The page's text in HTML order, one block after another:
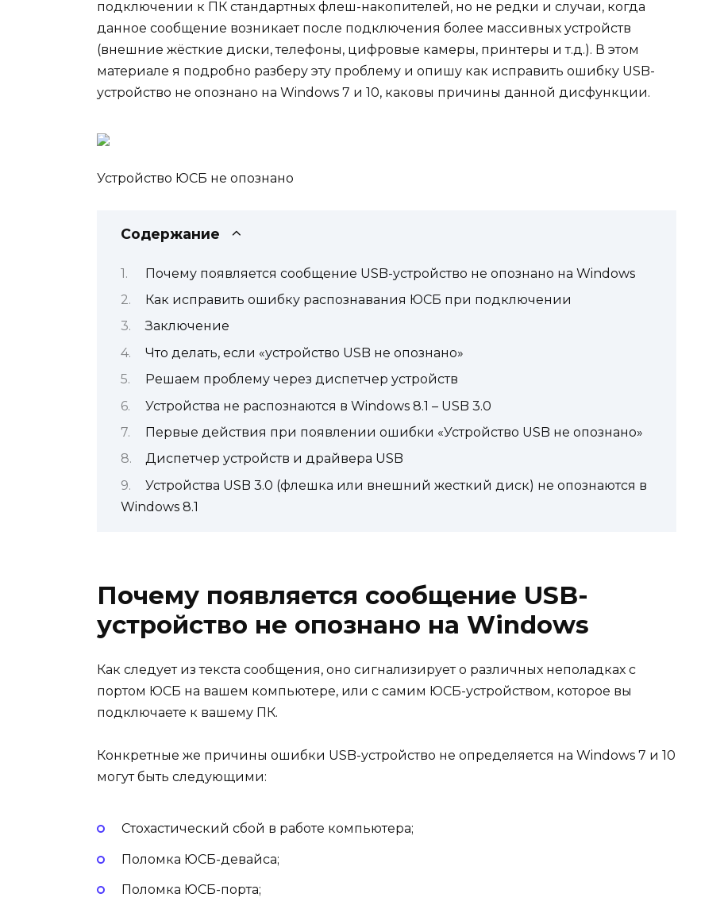
подключении к ПК стандартных флеш-накопителей, но не редки и случаи, когда
данное сообщение возникает после подключения более массивных устройств
(внешние жёсткие диски, телефоны, цифровые камеры, принтеры и т.д.). В этом
материале я подробно разберу эту проблему и опишу как исправить ошибку USB-
устройство не опознано на Windows 7 и 10, каковы причины данной дисфункции.
Устройство ЮСБ не опознано
Содержание
Почему появляется сообщение USB-устройство не опознано на Windows
Как исправить ошибку распознавания ЮСБ при подключении
Заключение
Что делать, если «устройство USB не опознано»
Решаем проблему через диспетчер устройств
Устройства не распознаются в Windows 8.1 – USB 3.0
Первые действия при появлении ошибки «Устройство USB не опознано»
Диспетчер устройств и драйвера USB
Устройства USB 3.0 (флешка или внешний жесткий диск) не опознаются в
Windows 8.1
Почему появляется сообщение USB-
устройство не опознано на Windows
Как следует из текста сообщения, оно сигнализирует о различных неполадках с
портом ЮСБ на вашем компьютере, или с самим ЮСБ-устройством, которое вы
подключаете к вашему ПК.
Конкретные же причины ошибки USB-устройство не определяется на Windows 7 и 10
могут быть следующими:
Стохастический сбой в работе компьютера;
Поломка ЮСБ-девайса;
Поломка ЮСБ-порта;